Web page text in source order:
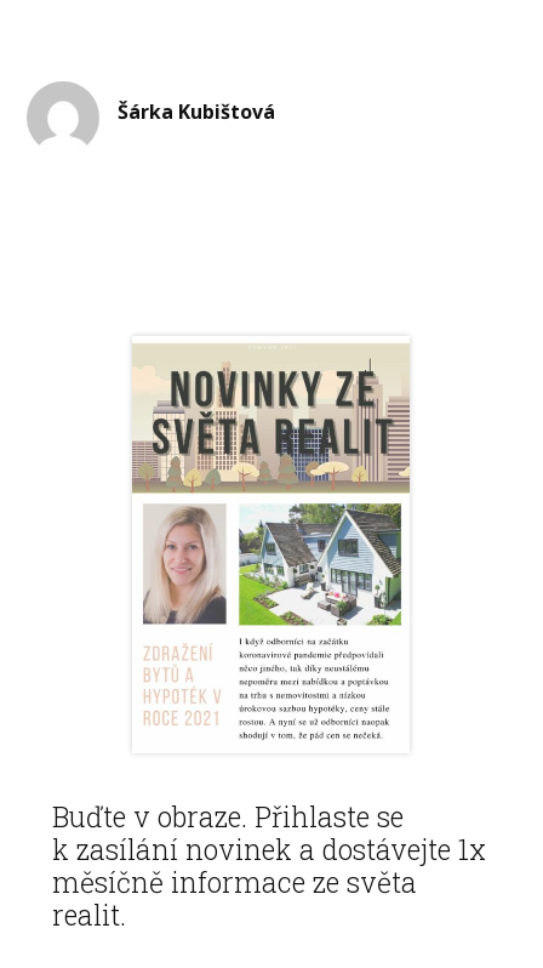
Šárka Kubištová
Buďte v obraze. Přihlaste se
k zasílání novinek a dostávejte 1x
měsíčně informace ze světa
realit.